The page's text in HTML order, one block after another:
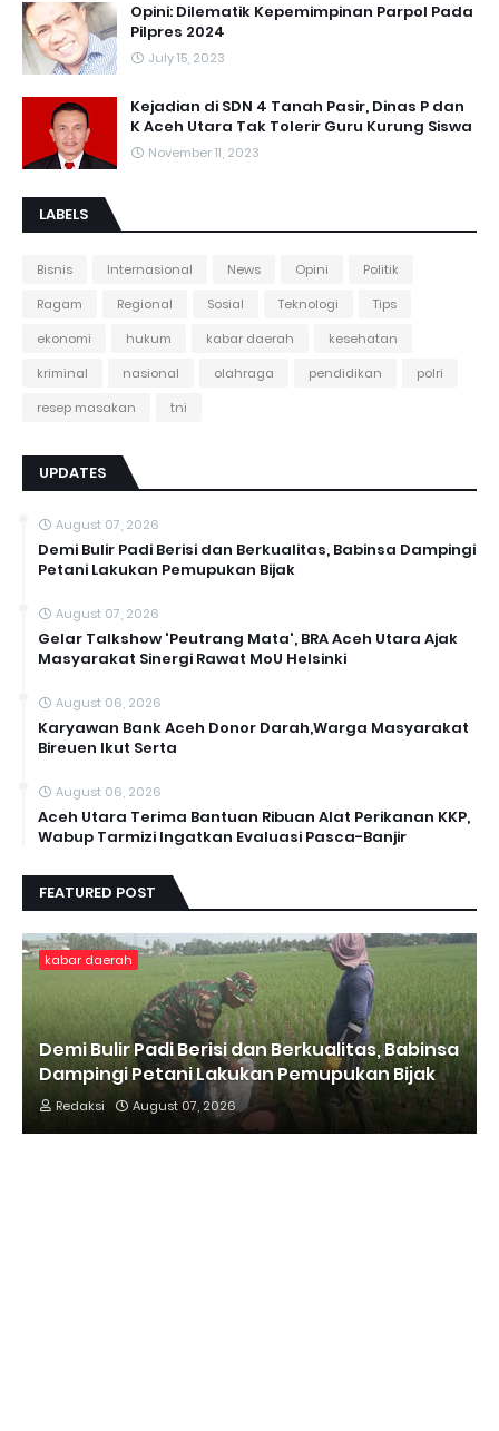
Opini: Dilematik Kepemimpinan Parpol Pada
Pilpres 2024
July 15, 2023
Kejadian di SDN 4 Tanah Pasir, Dinas P dan
K Aceh Utara Tak Tolerir Guru Kurung Siswa
November 11, 2023
LABELS
Bisnis Internasional News Opini
Politik
Ragam
Regional Sosial Teknologi
Tips
ekonomi
hukum kabar daerah
kesehatan
kriminal
nasional olahraga pendidikan
polri
resep masakan
tni
UPDATES
August 07, 2026
Demi Bulir Padi Berisi dan Berkualitas, Babinsa Dampingi
Petani Lakukan Pemupukan Bijak
August 07, 2026
Gelar Talkshow 'Peutrang Mata', BRA Aceh Utara Ajak
Masyarakat Sinergi Rawat MoU Helsinki
August 06, 2026
Karyawan Bank Aceh Donor Darah,Warga Masyarakat
Bireuen Ikut Serta
August 06, 2026
Aceh Utara Terima Bantuan Ribuan Alat Perikanan KKP,
Wabup Tarmizi Ingatkan Evaluasi Pasca-Banjir
FEATURED POST
kabar daerah
Demi Bulir Padi Berisi dan Berkualitas, Babinsa
Dampingi Petani Lakukan Pemupukan Bijak
Redaksi August 07, 2026